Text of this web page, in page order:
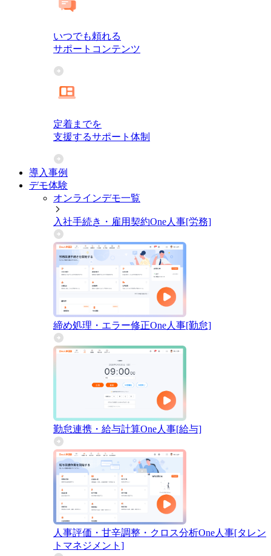
いつでも頼れる
サポートコンテンツ
定着までを
支援するサポート体制
導入事例
デモ体験
オンラインデモ一覧
入社手続き・雇用契約One人事[労務]
締め処理・エラー修正One人事[勤怠]
勤怠連携・給与計算One人事[給与]
人事評価・甘辛調整・クロス分析One人事[タレン
トマネジメント]